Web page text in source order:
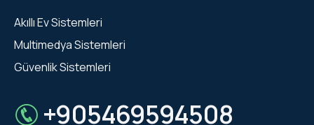
Akıllı Ev Sistemleri
Multimedya Sistemleri
Güvenlik Sistemleri
+905469594508